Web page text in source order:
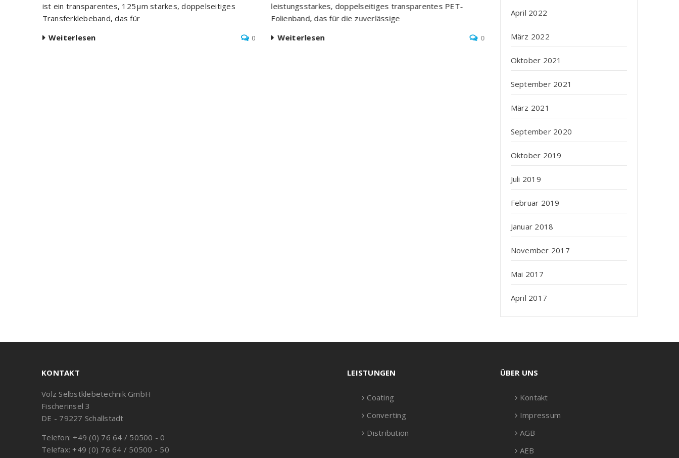
ist ein transparentes, 125 µm starkes, doppelseitiges
Transferklebeband, das für
Weiterlesen
0
leistungsstarkes, doppelseitiges transparentes PET-
Folienband, das für die zuverlässige
Weiterlesen
0
TAPES wurde während der Ausstellung auf der K
April 2022
März 2022
Oktober 2021
September 2021
März 2021
September 2020
Oktober 2019
Juli 2019
Februar 2019
Januar 2018
November 2017
Mai 2017
April 2017
KONTAKT
Volz Selbstklebetechnik GmbH
Fischerinsel 3
DE - 79227 Schallstadt
Telefon: +49 (0) 76 64 / 50500 - 0
Telefax: +49 (0) 76 64 / 50500 - 50
LEISTUNGEN
Coating
Converting
Distribution
ÜBER UNS
Kontakt
Impressum
AGB
AEB